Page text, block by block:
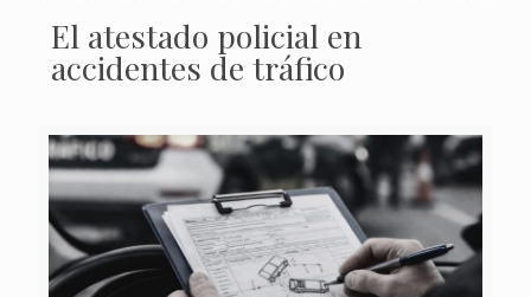
El atestado policial en
accidentes de tráfico